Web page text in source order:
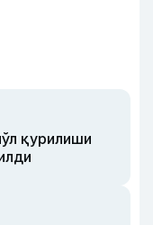
қурилиши